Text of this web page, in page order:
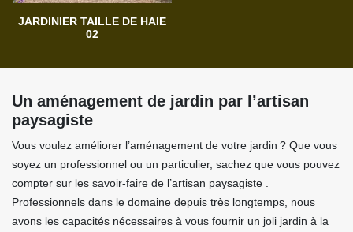
JARDINIER TAILLE DE HAIE
02
Un aménagement de jardin par l’artisan
paysagiste
Vous voulez améliorer l’aménagement de votre jardin ? Que vous
soyez un professionnel ou un particulier, sachez que vous pouvez
compter sur les savoir-faire de l’artisan paysagiste .
Professionnels dans le domaine depuis très longtemps, nous
avons les capacités nécessaires à vous fournir un joli jardin à la